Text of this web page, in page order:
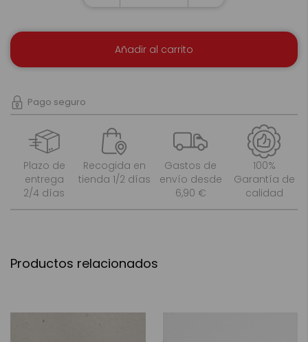
Añadir al carrito
Pago seguro
Plazo de
entrega
2/4 días
Recogida en
tienda 1/2 días
Gastos de
envío desde
6,90 €
100%
Garantía de
calidad
Productos relacionados